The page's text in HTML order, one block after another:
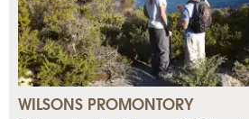
WILSONS PROMONTORY